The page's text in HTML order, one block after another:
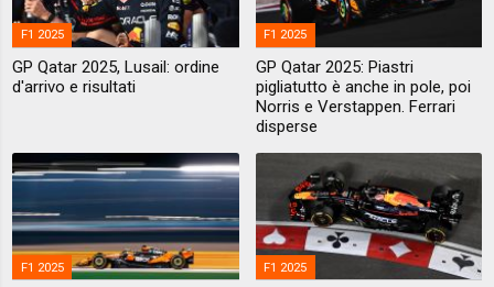
F1 2025
GP Qatar 2025, Lusail: ordine
d'arrivo e risultati
F1 2025
GP Qatar 2025: Piastri
pigliatutto è anche in pole, poi
Norris e Verstappen. Ferrari
disperse
F1 2025 F1 2025